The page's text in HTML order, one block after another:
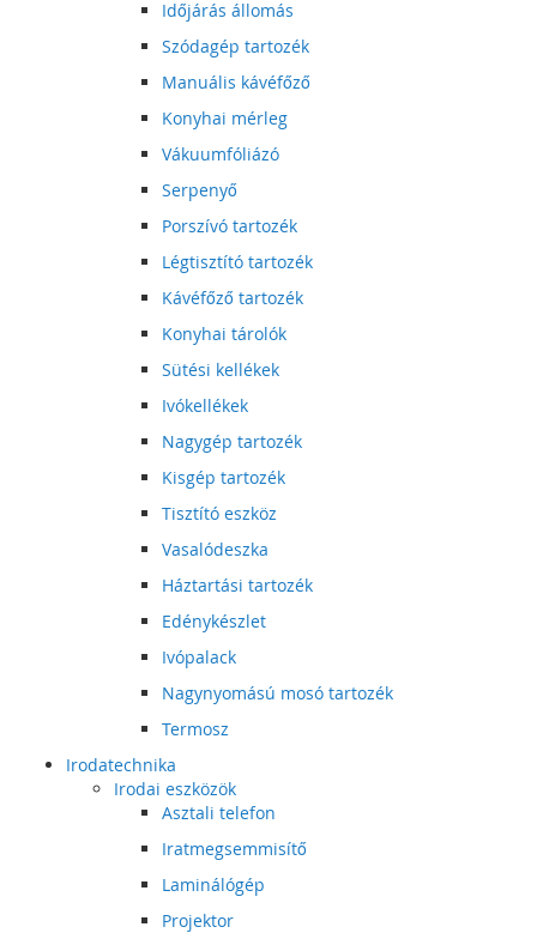
Időjárás állomás
Szódagép tartozék
Manuális kávéfőző
Konyhai mérleg
Vákuumfóliázó
Serpenyő
Porszívó tartozék
Légtisztító tartozék
Kávéfőző tartozék
Konyhai tárolók
Sütési kellékek
Ivókellékek
Nagygép tartozék
Kisgép tartozék
Tisztító eszköz
Vasalódeszka
Háztartási tartozék
Edénykészlet
Ivópalack
Nagynyomású mosó tartozék
Termosz
Irodatechnika
Irodai eszközök
Asztali telefon
Iratmegsemmisítő
Laminálógép
Projektor